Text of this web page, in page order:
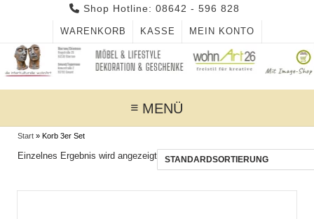
Shop Hotline: 08642 - 596 828
WARENKORB KASSE MEIN KONTO
MENÜ
Start » Korb 3er Set
Einzelnes Ergebnis wird angezeigt